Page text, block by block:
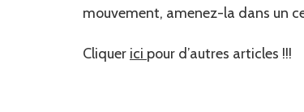
mouvement, amenez-la dans un
Cliquer ici pour d’autres articles !!!